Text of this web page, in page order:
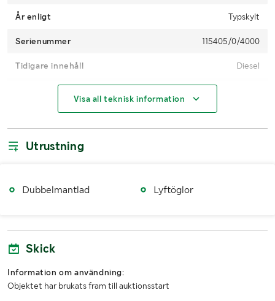
År enligt Typskylt
Serienummer 115405/0/4000
Tidigare innehåll Diesel
Vikt (kg)
Höjd (mm)
LASTHJÄLPSINFORMATION:
Visa all teknisk information
Utrustning
Dubbelmantlad Lyftöglor
Skick
Information om användning:
Objektet har brukats fram till auktionsstart